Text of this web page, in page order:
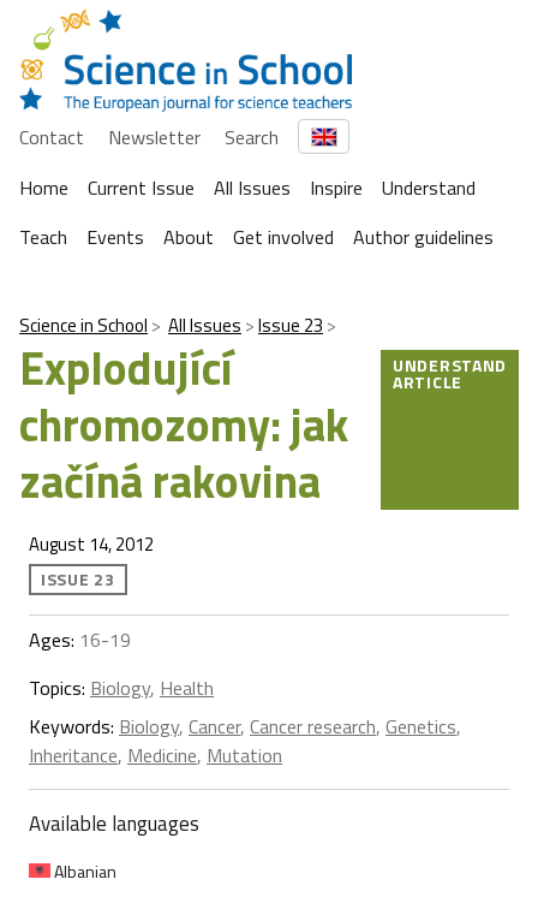
Contact Newsletter
Search
Home
Current Issue All Issues Inspire
Understand
Teach
Events About Get involved Author guidelines
Science in School All Issues Issue 23
Explodující
chromozomy: jak
začíná rakovina
UNDERSTAND
ARTICLE
August 14, 2012
ISSUE 23
Ages: 16-19
Topics: Biology, Health
Keywords: Biology, Cancer, Cancer research, Genetics,
Inheritance, Medicine, Mutation
Available languages
Albanian